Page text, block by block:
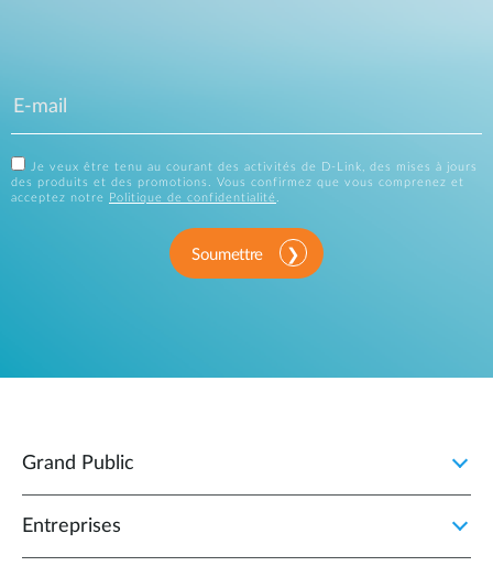
Je veux être tenu au courant des activités de D-Link, des mises à jours
des produits et des promotions. Vous confirmez que vous comprenez et
acceptez notre
Politique de confidentialité.
Soumettre
Grand Public
Entreprises